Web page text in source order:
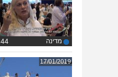
מדינה
17/01/2019